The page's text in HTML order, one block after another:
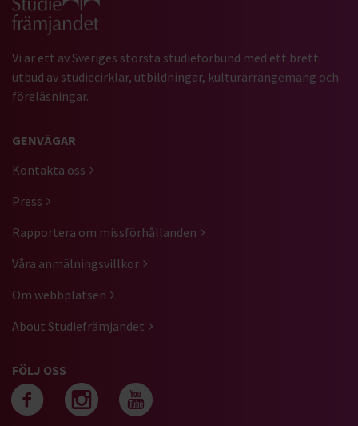
Vi är ett av Sveriges största studieförbund med ett brett
utbud av studiecirklar, utbildningar, kulturarrangemang och
föreläsningar.
GENVÄGAR
Kontakta oss
Press
Rapportera om missförhållanden
Våra anmälningsvillkor
Om webbplatsen
About Studiefrämjandet
FÖLJ OSS